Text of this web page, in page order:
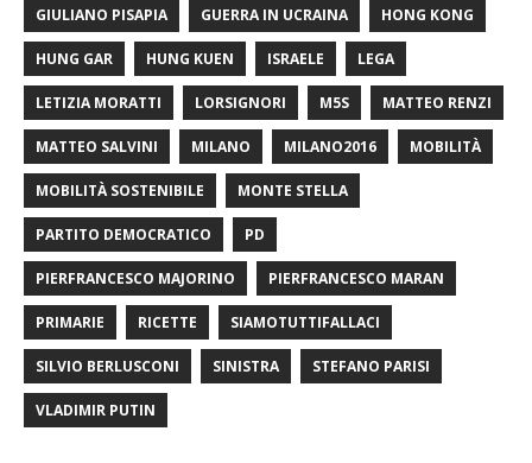
GIULIANO PISAPIA GUERRA IN UCRAINA HONG KONG
HUNG GAR HUNG KUEN ISRAELE LEGA
LETIZIA MORATTI LORSIGNORI M5S MATTEO RENZI
MATTEO SALVINI MILANO MILANO2016 MOBILITÀ
MOBILITÀ SOSTENIBILE MONTE STELLA
PARTITO DEMOCRATICO PD
PIERFRANCESCO MAJORINO PIERFRANCESCO MARAN
PRIMARIE RICETTE SIAMOTUTTIFALLACI
SILVIO BERLUSCONI SINISTRA STEFANO PARISI
VLADIMIR PUTIN